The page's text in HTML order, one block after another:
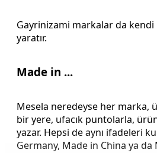
Gayrinizami markalar da
yaratır.
Made in ...
Mesela neredeyse her marka,
bir yere, ufacık puntolarla,
yazar. Hepsi de aynı ifadeleri
Germany, Made in China ya